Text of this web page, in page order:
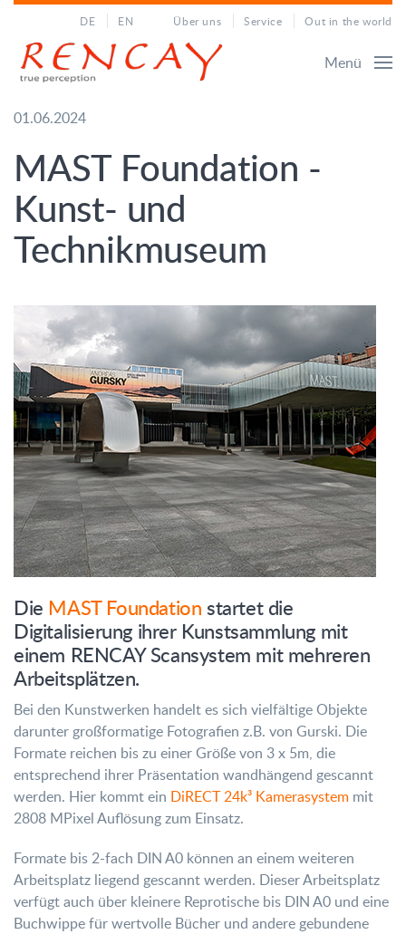
DE EN Über uns Service Out in the world
Menü
01.06.2024
MAST Foundation -
Kunst- und
Technikmuseum
Die MAST Foundation startet die
Digitalisierung ihrer Kunstsammlung mit
einem RENCAY Scansystem mit mehreren
Arbeitsplätzen.
Bei den Kunstwerken handelt es sich vielfältige Objekte
darunter großformatige Fotografien z.B. von Gurski. Die
Formate reichen bis zu einer Größe von 3 x 5m, die
entsprechend ihrer Präsentation wandhängend gescannt
werden. Hier kommt ein DiRECT 24k³ Kamerasystem mit
2808 MPixel Auflösung zum Einsatz.
Formate bis 2-fach DIN A0 können an einem weiteren
Arbeitsplatz liegend gescannt werden. Dieser Arbeitsplatz
verfügt auch über kleinere Reprotische bis DIN A0 und eine
Buchwippe für wertvolle Bücher und andere gebundene